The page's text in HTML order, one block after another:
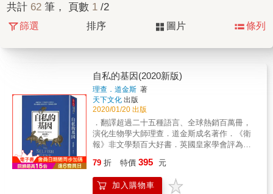
共計 62 筆， 頁數 1 /2
篩選 排序 圖片 條列
自私的基因(2020新版)
理查．道金斯 著
天下文化 出版
2020/01/20 出版
．翻譯超過二十五種語言、全球熱銷百萬冊，
演化生物學大師理查．道金斯成名著作．《衛
報》非文學類百大好書．英國皇家學會評為
機器——機器人的化身，暗地裡已被輸入某些
程式，用來保養這些叫做「基因」的自私分
子！──道金斯基因極度自私。它為了達成複製
79 折 特價 395 元
加入購物車